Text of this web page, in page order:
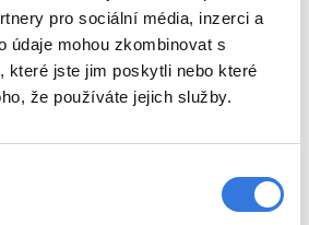
pro sociální média, inzerci a
údaje mohou zkombinovat s
které jste jim poskytli nebo které
že používáte jejich služby.